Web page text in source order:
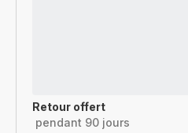
Retour offert
pendant 90 jours